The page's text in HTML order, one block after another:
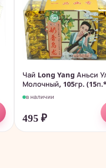
Чай Long Yang Аньси
Молочный, 105гр.
в наличии
495 ₽